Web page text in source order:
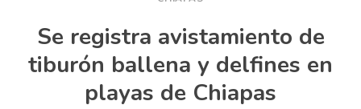
Se registra avistamiento de
tiburón ballena y delfines en
playas de Chiapas